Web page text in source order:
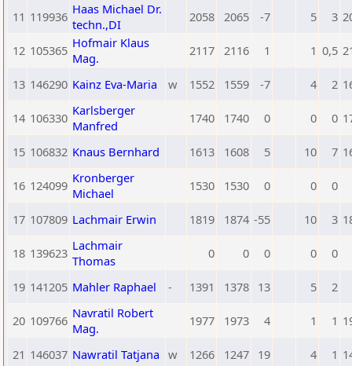
11 119936 Haas Michael Dr.
techn.,DI
2058 2065 -7 5 3
12 105365 Hofmair Klaus
Mag.
2117 2116 1 1 0,5
13 146290 Kainz Eva-Maria w 1552 1559 -7 4 2
14 106330 Karlsberger
Manfred
1740 1740 0 0 0
15 106832 Knaus Bernhard 1613 1608 5 10 7
16 124099 Kronberger
Michael
1530 1530 0 0 0
17 107809 Lachmair Erwin 1819 1874 -55 10 3
18 139623 Lachmair
Thomas
0 0 0 0 0
19 141205 Mahler Raphael - 1391 1378 13 5 2
20 109766 Navratil Robert
Mag.
1977 1973 4 1 1
21 146037 Nawratil Tatjana w 1266 1247 19 4 1